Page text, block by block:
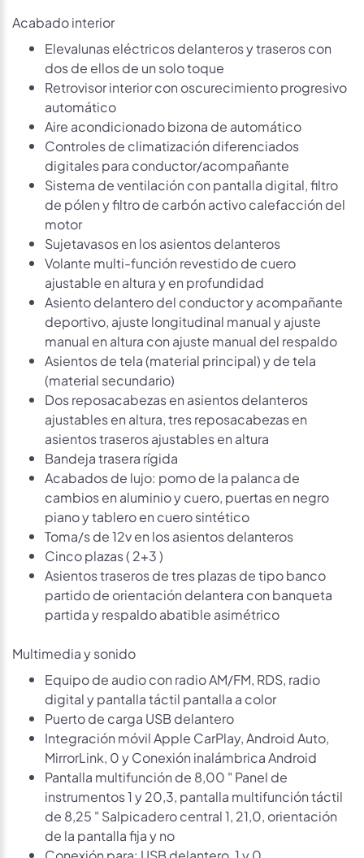
Acabado interior
Elevalunas eléctricos delanteros y traseros con
dos de ellos de un solo toque
Retrovisor interior con oscurecimiento progresivo
automático
Aire acondicionado bizona de automático
Controles de climatización diferenciados
digitales para conductor/acompañante
Sistema de ventilación con pantalla digital, filtro
de pólen y filtro de carbón activo calefacción del
motor
Sujetavasos en los asientos delanteros
Volante multi-función revestido de cuero
ajustable en altura y en profundidad
Asiento delantero del conductor y acompañante
deportivo, ajuste longitudinal manual y ajuste
manual en altura con ajuste manual del respaldo
Asientos de tela (material principal) y de tela
(material secundario)
Dos reposacabezas en asientos delanteros
ajustables en altura, tres reposacabezas en
asientos traseros ajustables en altura
Bandeja trasera rígida
Acabados de lujo: pomo de la palanca de
cambios en aluminio y cuero, puertas en negro
piano y tablero en cuero sintético
Toma/s de 12v en los asientos delanteros
Cinco plazas ( 2+3 )
Asientos traseros de tres plazas de tipo banco
partido de orientación delantera con banqueta
partida y respaldo abatible asimétrico
Multimedia y sonido
Equipo de audio con radio AM/FM, RDS, radio
digital y pantalla táctil pantalla a color
Puerto de carga USB delantero
Integración móvil Apple CarPlay, Android Auto,
MirrorLink, 0 y Conexión inalámbrica Android
Pantalla multifunción de 8,00 " Panel de
instrumentos 1 y 20,3, pantalla multifunción táctil
de 8,25 " Salpicadero central 1, 21,0, orientación
de la pantalla fija y no
Conexión para: USB delantero, 1 y 0